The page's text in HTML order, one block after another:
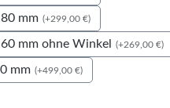
mm (+299,00 €)
mm ohne Winkel (+269,00 €)
mm (+499,00 €)